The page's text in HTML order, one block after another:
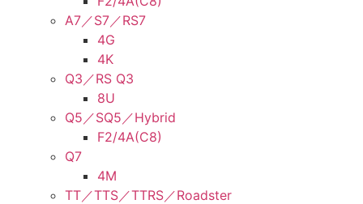
A7／S7／RS7
4G
4K
Q3／RS Q3
8U
Q5／SQ5／Hybrid
F2/4A(C8)
Q7
4M
TT／TTS／TTRS／Roadster